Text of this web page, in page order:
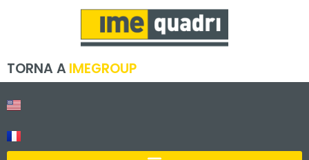
TORNA AIMEGROUP